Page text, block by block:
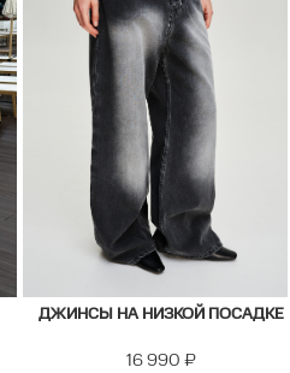
ДЖИНСЫ НА НИЗКОЙ ПОСАДКЕ
16 990 ₽